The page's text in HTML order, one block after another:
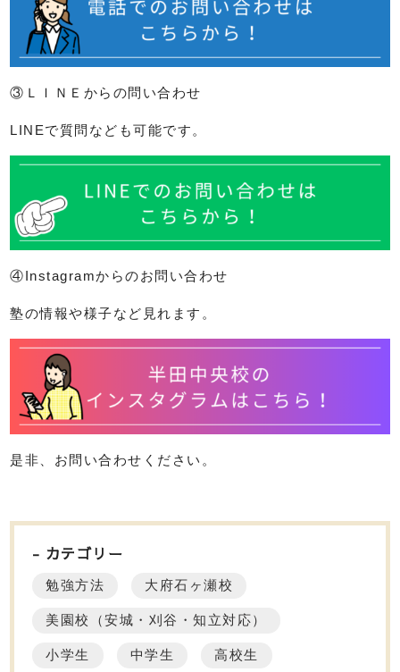
③ＬＩＮＥからの問い合わせ
LINEで質問なども可能です。
④Instagramからのお問い合わせ
塾の情報や様子など見れます。
是非、お問い合わせください。
カテゴリー
勉強方法 大府石ヶ瀬校
美園校（安城・刈谷・知立対応）
小学生 中学生 高校生